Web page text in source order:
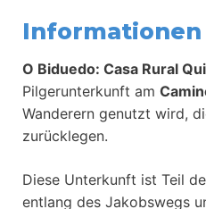
O Biduedo: Casa Rural
Pilgerunterkunft am
Wanderern genutzt wird,
zurücklegen.
Diese Unterkunft ist Teil
entlang des Jakobswegs